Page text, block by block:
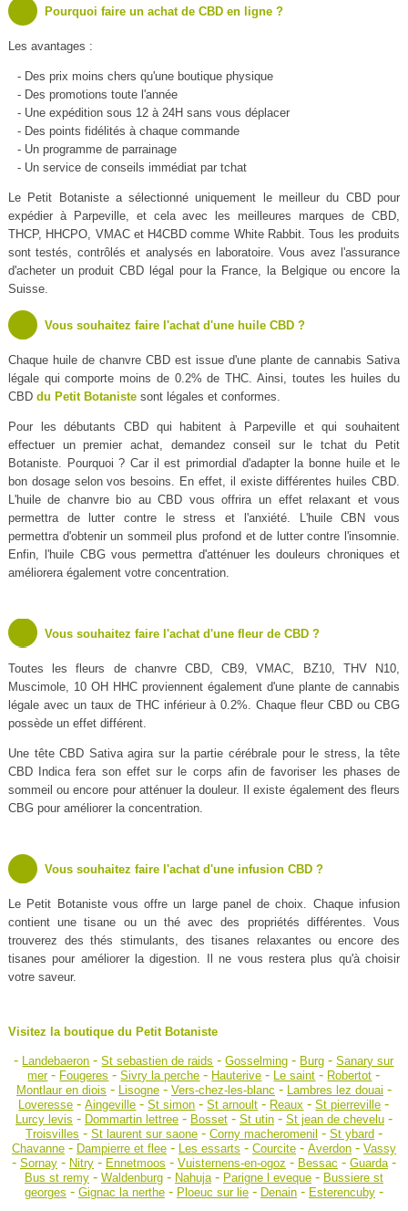
Pourquoi faire un achat de CBD en ligne ?
Les avantages :
- Des prix moins chers qu'une boutique physique
- Des promotions toute l'année
- Une expédition sous 12 à 24H sans vous déplacer
- Des points fidélités à chaque commande
- Un programme de parrainage
- Un service de conseils immédiat par tchat
Le Petit Botaniste a sélectionné uniquement le meilleur du CBD pour
expédier à Parpeville, et cela avec les meilleures marques de CBD,
THCP, HHCPO, VMAC et H4CBD comme White Rabbit. Tous les produits
sont testés, contrôlés et analysés en laboratoire. Vous avez l'assurance
d'acheter un produit CBD légal pour la France, la Belgique ou encore la
Suisse.
Vous souhaitez faire l'achat d'une huile CBD ?
Chaque huile de chanvre CBD est issue d'une plante de cannabis Sativa
légale qui comporte moins de 0.2% de THC. Ainsi, toutes les huiles du
CBD du Petit Botanistesont légales et conformes.
Pour les débutants CBD qui habitent à Parpeville et qui souhaitent
effectuer un premier achat, demandez conseil sur le tchat du Petit
Botaniste. Pourquoi ? Car il est primordial d'adapter la bonne huile et le
bon dosage selon vos besoins. En effet, il existe différentes huiles CBD.
L'huile de chanvre bio au CBD vous offrira un effet relaxant et vous
permettra de lutter contre le stress et l'anxiété. L'huile CBN vous
permettra d'obtenir un sommeil plus profond et de lutter contre l'insomnie.
Enfin, l'huile CBG vous permettra d'atténuer les douleurs chroniques et
améliorera également votre concentration.
Vous souhaitez faire l'achat d'une fleur de CBD ?
Toutes les fleurs de chanvre CBD, CB9, VMAC, BZ10, THV N10,
Muscimole, 10 OH HHC proviennent également d'une plante de cannabis
légale avec un taux de THC inférieur à 0.2%. Chaque fleur CBD ou CBG
possède un effet différent.
Une tête CBD Sativa agira sur la partie cérébrale pour le stress, la tête
CBD Indica fera son effet sur le corps afin de favoriser les phases de
sommeil ou encore pour atténuer la douleur. Il existe également des fleurs
CBG pour améliorer la concentration.
Vous souhaitez faire l'achat d'une infusion CBD ?
Le Petit Botaniste vous offre un large panel de choix. Chaque infusion
contient une tisane ou un thé avec des propriétés différentes. Vous
trouverez des thés stimulants, des tisanes relaxantes ou encore des
tisanes pour améliorer la digestion. Il ne vous restera plus qu'à choisir
votre saveur.
Visitez la boutique du Petit Botaniste
- Landebaeron -St sebastien de raids -Gosselming - Burg -Sanary sur
mer- Fougeres -Sivry la perche - Hauterive - Le saint - Robertot -
Montlaur en diois - Lisogne- Vers-chez-les-blanc - Lambres lez douai -
Loveresse -Aingeville -St simon -St arnoult - Reaux -St pierreville -
Lurcy levis - Dommartin lettree- Bosset- St utin- St jean de chevelu-
Troisvilles - St laurent sur saone- Corny macheromenil - St ybard-
Chavanne- Dampierre et flee- Les essarts - Courcite- Averdon- Vassy
- Sornay- Nitry- Ennetmoos - Vuisternens-en-ogoz - Bessac - Guarda-
Bus st remy- Waldenburg- Nahuja- Parigne l eveque- Bussiere st
georges - Gignac la nerthe- Ploeuc sur lie- Denain- Esterencuby-